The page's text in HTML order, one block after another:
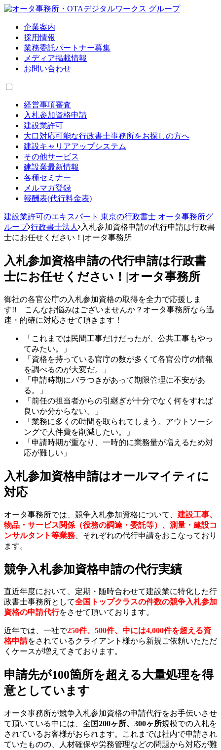
企業案内
採用情報
業務委託パートナー募集
メディア掲載情報
お問い合わせ
経営事項審査
入札参加資格申請
建設業許可
大口対応可能な行政書士事務所をお探しの方へ
建設キャリアアップシステム
その他サービス
建設業最新情報
各種セミナー
メルマガ登録
報酬表(代行料金表)
建設業許可のエキスパート 東京の行政書士 オータ事務所グ
ループ 行政書士法人
入札参加資格申請の代行申請は行政書
士にお任せください！|オータ事務所
入札参加資格申請の代行申請は行政書
士にお任せください！|オータ事務所
御社の各官公庁の入札参加資格の取得を全力で応援しま
す!! こんなお悩みはございませんか？オータ事務所なら迅
速・的確に対応させて頂きます！
「これまでは民間工事だけだったが、公共工事もやっ
てみたい。」
「資格を持っている官庁の数が多くて各官公庁の情報
を調べるのが大変だ。」
「申請時期にバラつきがあって期限管理に不安があ
る。」
「前任の担当者からの引継ぎが十分でなく何をすれば
良いか分からない。」
「業務に多くの時間を取られてしまう。アウトソーシ
ングで人件費を削減したい。」
「申請時期が重なり、一時的に業務量が増えるため対
応が難しい」
入札参加資格申請はオールマイティに
対応
オータ事務所では、競争入札参加資格について、 建設工事、
物品・サービス関係（役務の調達・委託等）、測量・建設コ
ンサルタント等業務 、それぞれの代行申請をおこなっており
ます。
競争入札参加資格申請の代行実績
直近年度において、定期・随時合わせて建設業に特化した行
政書士事務所として全国トップクラスの件数の競争入札参加
資格の申請代行をさせて頂いております。
近年では、一社で250件、500件、中には4,000件を超える資
格申請をされているクライアント様から新規ご依頼いたただ
くケースが増えてきております。
申請先が100箇所を超える大量処理を得
意としています
オータ事務所が競争入札参加資格の申請代行をお手伝いさせ
て頂いている中には、全国200ヶ所、300ヶ所規模での入札を
されているお客様がおられます。これまでは社内で申請され
ていたものの、人材確保や労務管理などの問題から対応が難